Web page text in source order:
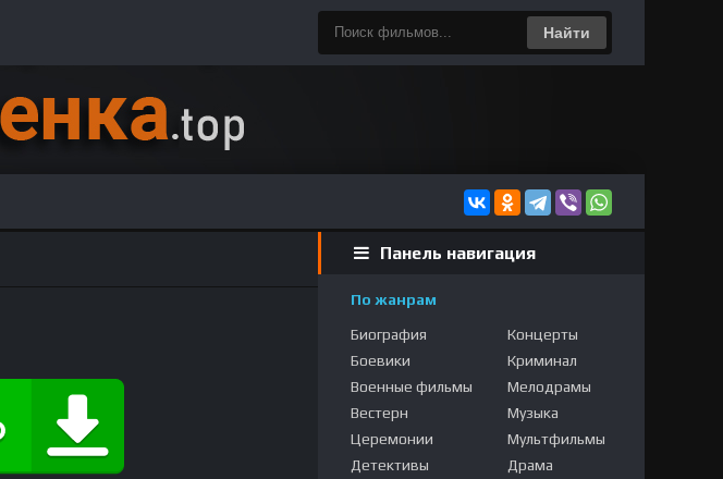
Найти
Панель навигация
По жанрам
Биография
Боевики
Военные фильмы
Вестерн
Церемонии
Детективы
Концерты
Криминал
Мелодрамы
Музыка
Мультфильмы
Драма